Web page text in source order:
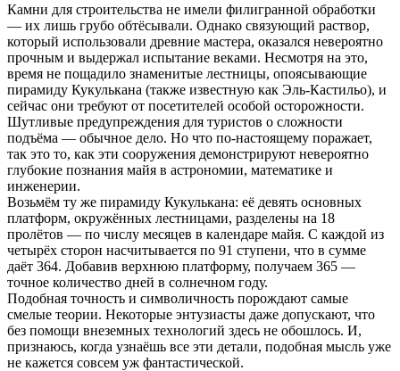
Камни для строительства не имели филигранной обработки
— их лишь грубо обтёсывали. Однако связующий раствор,
который использовали древние мастера, оказался невероятно
прочным и выдержал испытание веками. Несмотря на это,
время не пощадило знаменитые лестницы, опоясывающие
пирамиду Кукулькана (также известную как Эль-Кастильо), и
сейчас они требуют от посетителей особой осторожности.
Шутливые предупреждения для туристов о сложности
подъёма — обычное дело. Но что по-настоящему поражает,
так это то, как эти сооружения демонстрируют невероятно
глубокие познания майя в астрономии, математике и
инженерии.
Возьмём ту же пирамиду Кукулькана: её девять основных
платформ, окружённых лестницами, разделены на 18
пролётов — по числу месяцев в календаре майя. С каждой из
четырёх сторон насчитывается по 91 ступени, что в сумме
даёт 364. Добавив верхнюю платформу, получаем 365 —
точное количество дней в солнечном году.
Подобная точность и символичность порождают самые
смелые теории. Некоторые энтузиасты даже допускают, что
без помощи внеземных технологий здесь не обошлось. И,
признаюсь, когда узнаёшь все эти детали, подобная мысль уже
не кажется совсем уж фантастической.